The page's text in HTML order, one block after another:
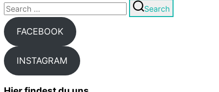
Search
for:
Search
FACEBOOK
INSTAGRAM